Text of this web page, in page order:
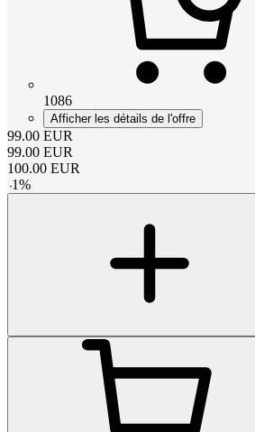
1086
Afficher les détails de l'offre
99.00 EUR
99.00 EUR
100.00 EUR
-1%